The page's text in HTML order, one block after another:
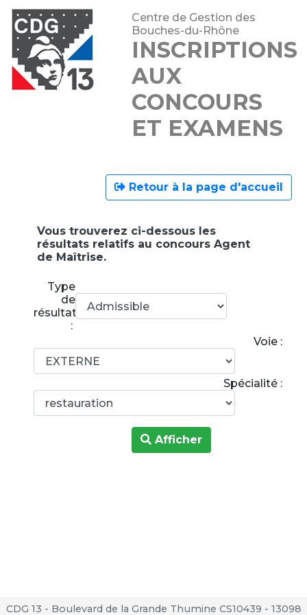
Centre de Gestion des
Bouches-du-Rhône
INSCRIPTIONS
AUX
CONCOURS
ET EXAMENS
Retour à la page d'accueil
Vous trouverez ci-dessous les
résultats relatifs au concours Agent
de Maîtrise.
Type
de
résultats
:
Voie :
Spécialité :
Afficher
CDG 13 - Boulevard de la Grande Thumine CS10439 - 13098